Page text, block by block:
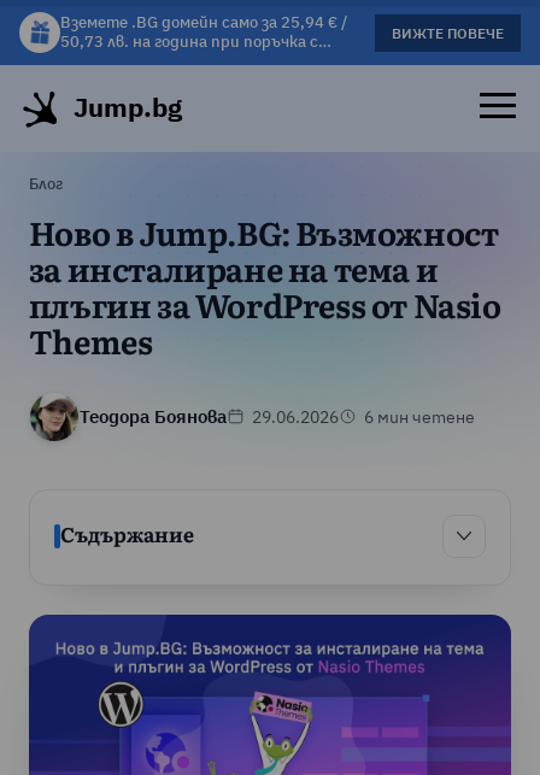
Вземете .BG домейн само за 25,94 € /
50,73 лв. на година при поръчка с
хостинг.
ВИЖТЕ ПОВЕЧЕ
Вземете подарък чаша с избрани
хостинг планове!
ВИЖΤΕ ПОВЕЧЕ
Jump.bg
Блог
Ново в Jump.BG: Възможност
за инсталиране на темa и
плъгин за WordPress от Nasio
Themes
Теодора Боянова 29.06.2026 6 мин четене
Съдържание